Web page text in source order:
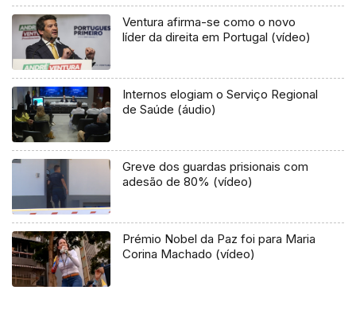
Ventura afirma-se como o novo
líder da direita em Portugal (vídeo)
Internos elogiam o Serviço Regional
de Saúde (áudio)
Greve dos guardas prisionais com
adesão de 80% (vídeo)
Prémio Nobel da Paz foi para Maria
Corina Machado (vídeo)